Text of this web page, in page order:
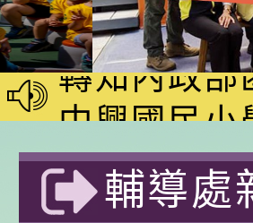
桃園市政府
家8月課程
電影營」
「愛『原原
樂會」、「
轉知內政部
員會函釋
赴陸應申請
中興國民
期第1次第
甄選公告
本校「115
校課程計畫
轉知教育部
輔導處